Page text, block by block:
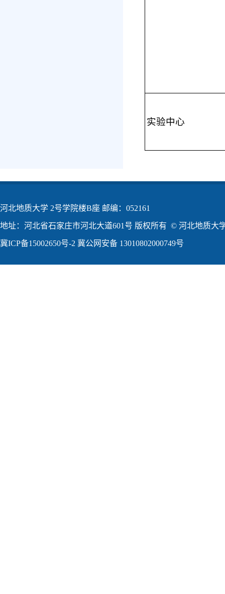
实验中心
河北地质大学 2号学院楼B座 邮编：052161
地址：河北省石家庄市河北大道601号 版权所有 © 河北地质大
冀ICP备15002650号-2 冀公网安备 13010802000749号